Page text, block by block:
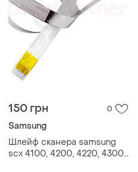
150 грн 0
Samsung
Шлейф сканера samsung
scx 4100, 4200, 4220, 4300,